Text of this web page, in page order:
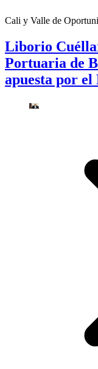
Cali y Valle de
Liborio
Portuaria de
apuesta por